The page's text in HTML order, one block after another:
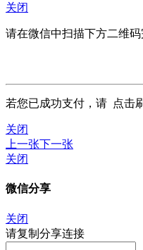
关闭
请在微信中扫描下方二维
若您已成功支付，请 点击
关闭
上一张下一张
关闭
微信分享
关闭
请复制分享连接